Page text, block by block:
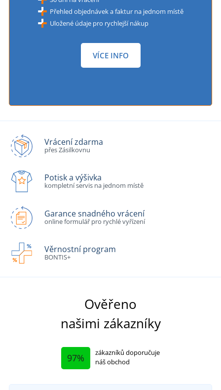
Přehled objednávek a faktur na jednom místě
Uložené údaje pro rychlejší nákup
VÍCE INFO
Vrácení zdarma
přes Zásilkovnu
Potisk a výšivka
kompletní servis na jednom místě
Garance snadného vrácení
online formulář pro rychlé vyřízení
Věrnostní program
BONTIS+
Ověřeno
našimi zákazníky
97%
zákazníků doporučuje
náš obchod